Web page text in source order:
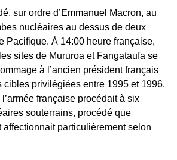
sur ordre d’Emmanuel Macron, au
nucléaires au dessus de deux
Pacifique. À 14:00 heure française,
sites de Mururoa et Fangataufa se
à l’ancien président français
cibles privilégiées entre 1995 et 1996.
française procédait à six
souterrains, procédé que
affectionnait particulièrement selon